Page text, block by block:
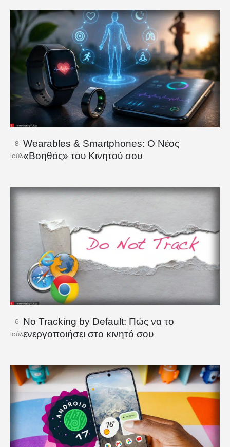
8
Ιούλ
Wearables & Smartphones: Ο Νέος
«Βοηθός» του Κινητού σου
6
Ιούλ
No Tracking by Default: Πώς να το
ενεργοποιήσει στο κινητό σου